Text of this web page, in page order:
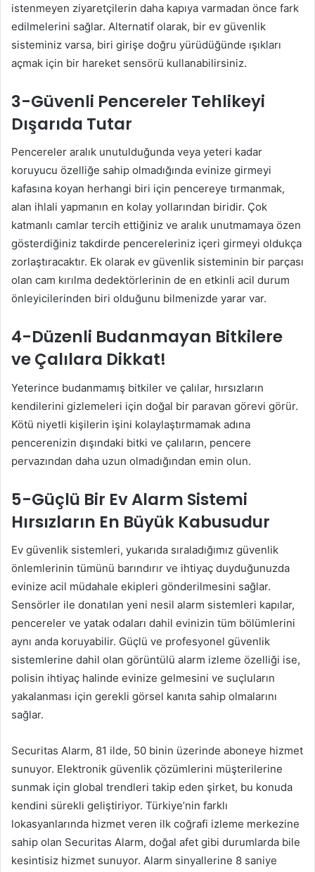
istenmeyen ziyaretçilerin daha kapıya varmadan önce fark
edilmelerini sağlar. Alternatif olarak, bir ev güvenlik
sisteminiz varsa, biri girişe doğru yürüdüğünde ışıkları
açmak için bir hareket sensörü kullanabilirsiniz.
3-Güvenli Pencereler Tehlikeyi
Dışarıda Tutar
Pencereler aralık unutulduğunda veya yeteri kadar
koruyucu özelliğe sahip olmadığında evinize girmeyi
kafasına koyan herhangi biri için pencereye tırmanmak,
alan ihlali yapmanın en kolay yollarından biridir. Çok
katmanlı camlar tercih ettiğiniz ve aralık unutmamaya özen
gösterdiğiniz takdirde pencereleriniz içeri girmeyi oldukça
zorlaştıracaktır. Ek olarak ev güvenlik sisteminin bir parçası
olan cam kırılma dedektörlerinin de en etkinli acil durum
önleyicilerinden biri olduğunu bilmenizde yarar var.
4-Düzenli Budanmayan Bitkilere
ve Çalılara Dikkat!
Yeterince budanmamış bitkiler ve çalılar, hırsızların
kendilerini gizlemeleri için doğal bir paravan görevi görür.
Kötü niyetli kişilerin işini kolaylaştırmamak adına
pencerenizin dışındaki bitki ve çalıların, pencere
pervazından daha uzun olmadığından emin olun.
5-Güçlü Bir Ev Alarm Sistemi
Hırsızların En Büyük Kabusudur
Ev güvenlik sistemleri, yukarıda sıraladığımız güvenlik
önlemlerinin tümünü barındırır ve ihtiyaç duyduğunuzda
evinize acil müdahale ekipleri gönderilmesini sağlar.
Sensörler ile donatılan yeni nesil alarm sistemleri kapılar,
pencereler ve yatak odaları dahil evinizin tüm bölümlerini
aynı anda koruyabilir. Güçlü ve profesyonel güvenlik
sistemlerine dahil olan görüntülü alarm izleme özelliği ise,
polisin ihtiyaç halinde evinize gelmesini ve suçluların
yakalanması için gerekli görsel kanıta sahip olmalarını
sağlar.
Securitas Alarm, 81 ilde, 50 binin üzerinde aboneye hizmet
sunuyor. Elektronik güvenlik çözümlerini müşterilerine
sunmak için global trendleri takip eden şirket, bu konuda
kendini sürekli geliştiriyor. Türkiye’nin farklı
lokasyanlarında hizmet veren ilk coğrafi izleme merkezine
sahip olan Securitas Alarm, doğal afet gibi durumlarda bile
kesintisiz hizmet sunuyor. Alarm sinyallerine 8 saniye